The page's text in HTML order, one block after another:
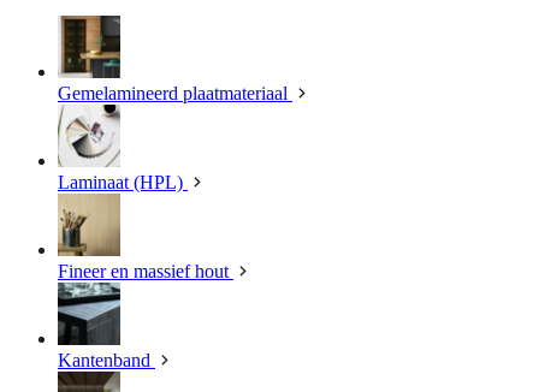
Gemelamineerd plaatmateriaal
Laminaat (HPL)
Fineer en massief hout
Kantenband